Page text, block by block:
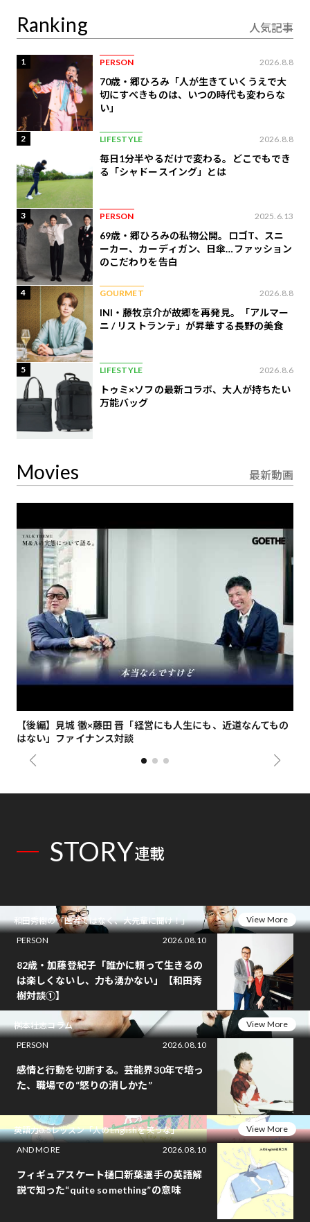
Ranking 人気記事
1 PERSON 2026.8.8
70歳・郷ひろみ「人が生きていくうえで大
切にすべきものは、いつの時代も変わらな
い」
2 LIFESTYLE 2026.8.8
毎日1分半やるだけで変わる。どこでもでき
る「シャドースイング」とは
3 PERSON 2025.6.13
69歳・郷ひろみの私物公開。ロゴT、スニ
ーカー、カーディガン、日傘…ファッション
のこだわりを告白
4 GOURMET 2026.8.8
INI・藤牧京介が故郷を再発見。「アルマー
ニ / リストランテ」が昇華する長野の美食
5 LIFESTYLE 2026.8.6
トゥミ×ソフの最新コラボ、大人が持ちたい
万能バッグ
Movies 最新動画
【後編】見城 徹×藤田 晋「経営にも人生にも、近道なんてもの
はない」ファイナンス対談
STORY連載
和田秀樹の「医者ではなく、大先輩に聞け！」
View More
PERSON
2026.08.10
82歳・加藤登紀子「誰かに頼って生きるの
は楽しくないし、力も湧かない」【和田秀
樹対談①】
桝本壮志コラム
View More
PERSON
2026.08.10
感情と行動を切断する。芸能界30年で培っ
た、職場での“怒りの消しかた”
英語力0.5レッスン「人のEnglishを笑うな」
View More
AND MORE
2026.08.10
フィギュアスケート樋口新葉選手の英語解
説で知った“quite something”の意味